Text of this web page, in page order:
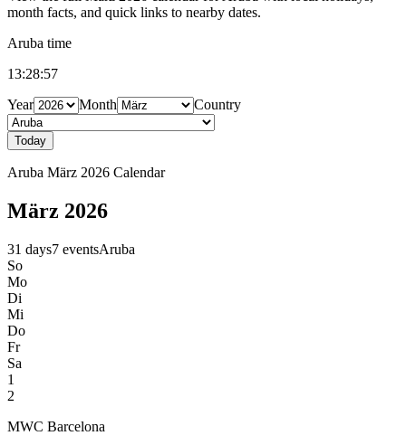
month facts, and quick links to nearby dates.
Aruba time
13:28:58
Year
Month Country
Today
Aruba März 2026 Calendar
März 2026
31 days7 eventsAruba
So
Mo
Di
Mi
Do
Fr
Sa
1
2
MWC Barcelona